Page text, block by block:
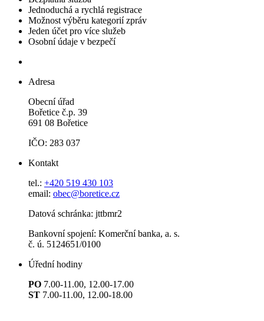
Jednoduchá a rychlá registrace
Možnost výběru kategorií zpráv
Jeden účet pro více služeb
Osobní údaje v bezpečí
Adresa
Obecní úřad
Bořetice č.p. 39
691 08 Bořetice
IČO: 283 037
Kontakt
tel.: +420 519 430 103
email: obec@boretice.cz
Datová schránka: jttbmr2
Bankovní spojení: Komerční banka, a. s.
č. ú. 5124651/0100
Úřední hodiny
PO 7.00-11.00, 12.00-17.00
ST 7.00-11.00, 12.00-18.00